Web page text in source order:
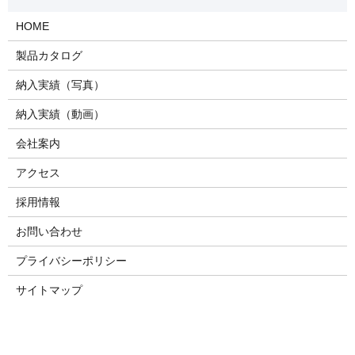
HOME
製品カタログ
納入実績（写真）
納入実績（動画）
会社案内
アクセス
採用情報
お問い合わせ
プライバシーポリシー
サイトマップ